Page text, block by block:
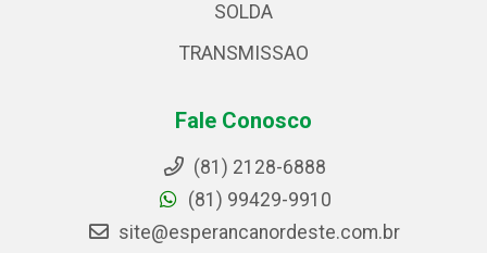
SOLDA
TRANSMISSAO
Fale Conosco
(81) 2128-6888
(81) 99429-9910
site@esperancanordeste.com.br